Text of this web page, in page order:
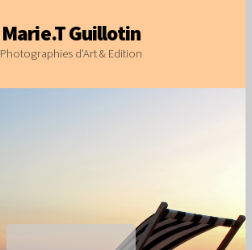
Marie.T Guillotin
Photographies d'Art & Edition